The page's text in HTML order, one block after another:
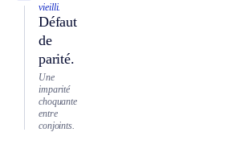
vieilli.
Défaut
de
parité.
Une
imparité
choquante
entre
conjoints.